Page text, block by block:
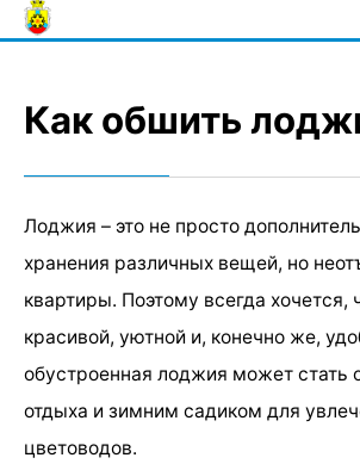
Skip
to
Как обшить
Лоджия – это не просто
хранения различных вещей, но
квартиры. Поэтому всегда хочется,
красивой, уютной и, конечно же,
обустроенная лоджия может стать
отдыха и зимним садиком для
цветоводов.